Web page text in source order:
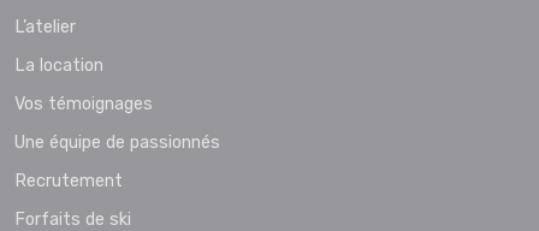
L’atelier
La location
Vos témoignages
Une équipe de passionnés
Recrutement
Forfaits de ski